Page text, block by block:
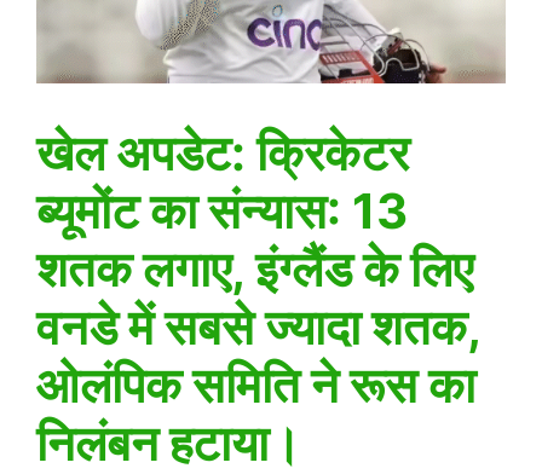
खेल अपडेट: क्रिकेटर
ब्यूमोंट का संन्यास: 13
शतक लगाए, इंग्लैंड के लिए
वनडे में सबसे ज्यादा शतक,
ओलंपिक समिति ने रूस का
निलंबन हटाया।